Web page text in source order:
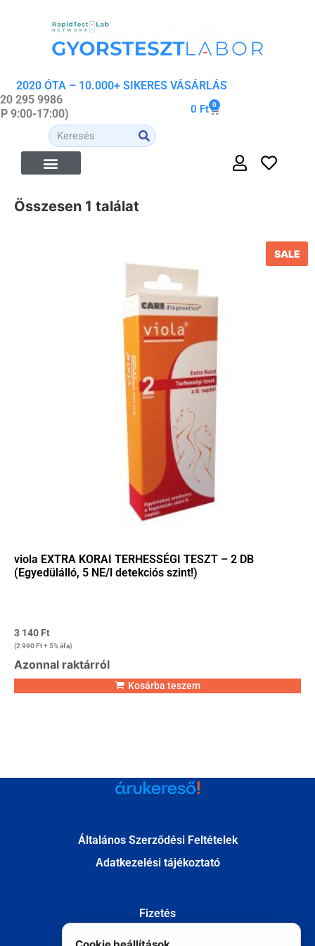
2020 ÓTA – 10.000+ SIKERES VÁSÁRLÁS
295 9986
9:00-17:00)
0 Ft 0
Összesen 1 találat
SALE
viola EXTRA KORAI TERHESSÉGI TESZT – 2 DB
(Egyedülálló, 5 NE/l detekciós szint!)
3 140 Ft
(2 990Ft+ 5% áfa)
Azonnal raktárról
Kosárba teszem
Általános Szerződési Feltételek
Adatkezelési tájékoztató
Fizetés